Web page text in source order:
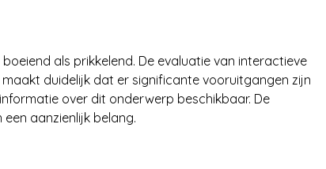
als prikkelend. De evaluatie van interactieve
duidelijk dat er significante vooruitgangen zijn
over dit onderwerp beschikbaar. De
aanzienlijk belang.